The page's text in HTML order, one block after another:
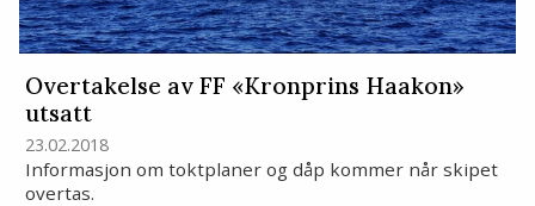
Overtakelse av FF «Kronprins Haakon»
utsatt
23.02.2018
Informasjon om toktplaner og dåp kommer når skipet
overtas.